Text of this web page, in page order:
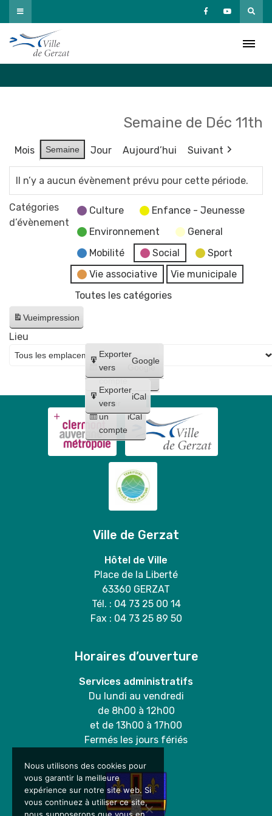
Passer
au
contenu
Semaine de Déc 11th
Mois Semaine Jour Aujourd’hui Suivant
Il n’y a aucun évènement prévu pour cette période.
Catégories
d’évènement
Culture
Enfance - Jeunesse
Environnement
General
Mobilité
Social
Sport
Vie associative
Vie municipale
Toutes les catégories
Vueimpression
Créer
un
compte
Google
Créer
un
compte
iCal
Exporter
vers
Google
Exporter
vers
iCal
Lieu
Ville de Gerzat
Hôtel de Ville
Place de la Liberté
63360 GERZAT
Tél. : 04 73 25 00 14
Fax : 04 73 25 89 50
Horaires d’ouverture
Services administratifs
Du lundi au vendredi
de 8h00 à 12h00
et de 13h00 à 17h00
Fermés les jours fériés
Nous utilisons des cookies pour
vous garantir la meilleure
expérience sur notre site web. Si
vous continuez à utiliser ce site,